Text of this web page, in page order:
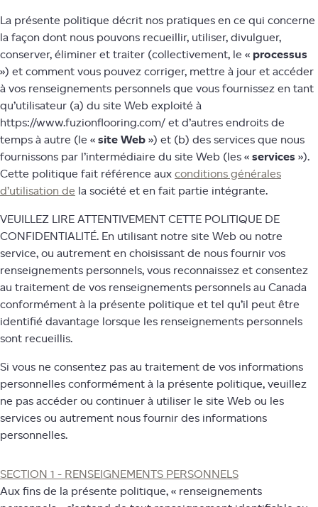
La présente politique décrit nos pratiques en ce qui concerne
la façon dont nous pouvons recueillir, utiliser, divulguer,
conserver, éliminer et traiter (collectivement, le « processus
») et comment vous pouvez corriger, mettre à jour et accéder
à vos renseignements personnels que vous fournissez en tant
qu’utilisateur (a) du site Web exploité à
https://www.fuzionflooring.com/ et d’autres endroits de
temps à autre (le « site Web ») et (b) des services que nous
fournissons par l’intermédiaire du site Web (les « services »).
Cette politique fait référence aux conditions générales
d’utilisation de la société et en fait partie intégrante.
VEUILLEZ LIRE ATTENTIVEMENT CETTE POLITIQUE DE
CONFIDENTIALITÉ. En utilisant notre site Web ou notre
service, ou autrement en choisissant de nous fournir vos
renseignements personnels, vous reconnaissez et consentez
au traitement de vos renseignements personnels au Canada
conformément à la présente politique et tel qu’il peut être
identifié davantage lorsque les renseignements personnels
sont recueillis.
Si vous ne consentez pas au traitement de vos informations
personnelles conformément à la présente politique, veuillez
ne pas accéder ou continuer à utiliser le site Web ou les
services ou autrement nous fournir des informations
personnelles.
SECTION 1 - RENSEIGNEMENTS PERSONNELS
Aux fins de la présente politique, « renseignements